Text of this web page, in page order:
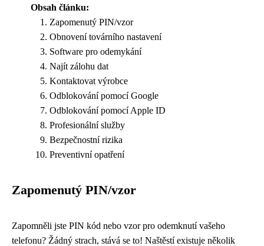
Obsah článku:
Zapomenutý PIN/vzor
Obnovení továrního nastavení
Software pro odemykání
Najít zálohu dat
Kontaktovat výrobce
Odblokování pomocí Google
Odblokování pomocí Apple ID
Profesionální služby
Bezpečnostní rizika
Preventivní opatření
Zapomenutý PIN/vzor
Zapomněli jste PIN kód nebo vzor pro odemknutí vašeho
telefonu? Žádný strach, stává se to! Naštěstí existuje několik